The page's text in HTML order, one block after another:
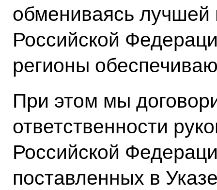
обмениваясь лучшей
Российской
регионы
При этом мы
ответственности
Российской
поставленных в